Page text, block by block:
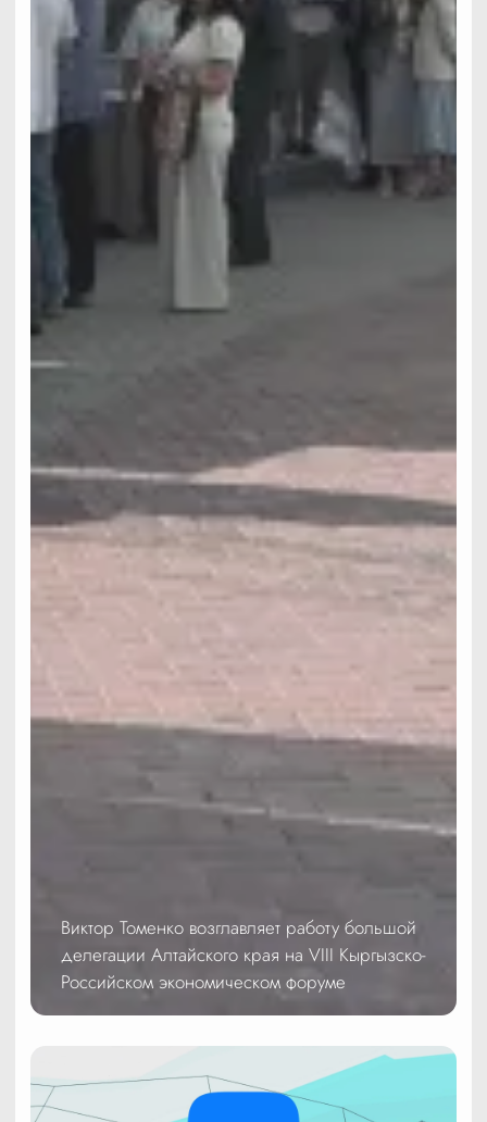
Виктор Томенко возглавляет работу большой
делегации Алтайского края на VIII Кыргызско-
Российском экономическом форуме